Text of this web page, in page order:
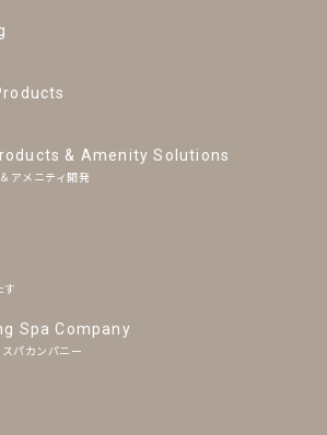
& Amenity Solutions
アメニティ開発
す
Spa Company
パカンパニー